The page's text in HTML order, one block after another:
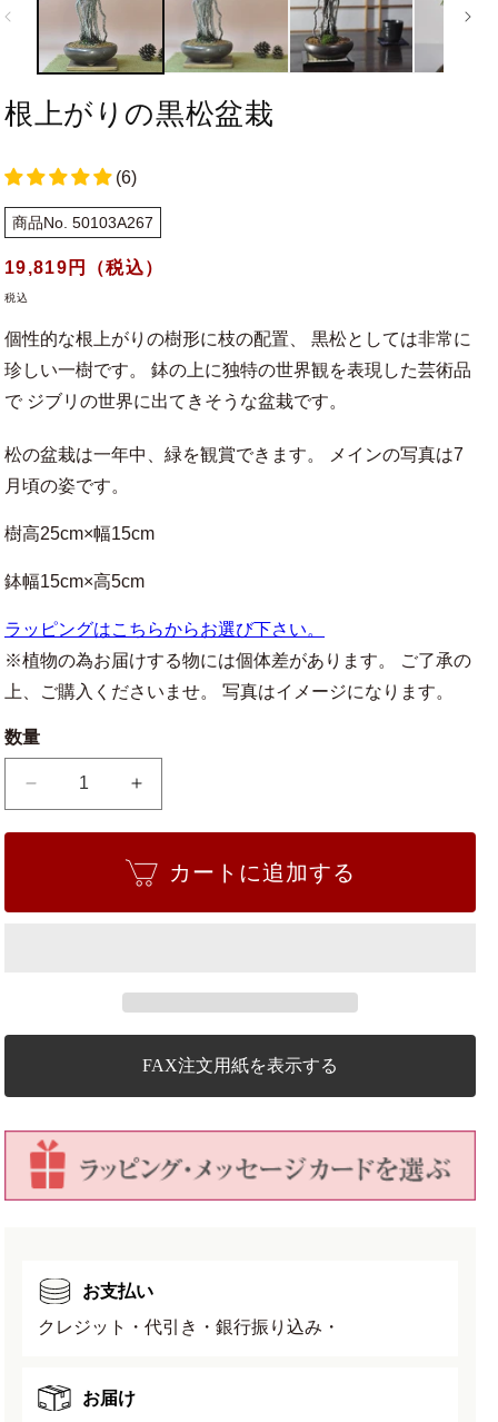
根上がりの黒松盆栽
(6)
商品No. 50103A267
通
常
格
19,819 円（税込）
税込
個性的な根上がりの樹形に枝の配置、 黒松としては非常に
珍しい一樹です。 鉢の上に独特の世界観を表現した芸術品
で ジブリの世界に出てきそうな盆栽です。
松の盆栽は一年中、緑を観賞できます。 メインの写真は7
月頃の姿です。
樹高25cm×幅15cm
鉢幅15cm×高5cm
ラッピングはこちらからお選び下さい。
※植物の為お届けする物には個体差があります。 ご了承の
上、ご購入くださいませ。 写真はイメージになります。
数量
の
減
ら
す
根
り
栽
の
数
や
す
カートに追加する
FAX注文用紙を表示する
お支払い
クレジット・代引き・銀行振り込み・
お届け